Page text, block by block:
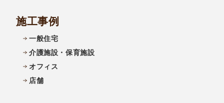
施工事例
一般住宅
介護施設・保育施設
オフィス
店舗